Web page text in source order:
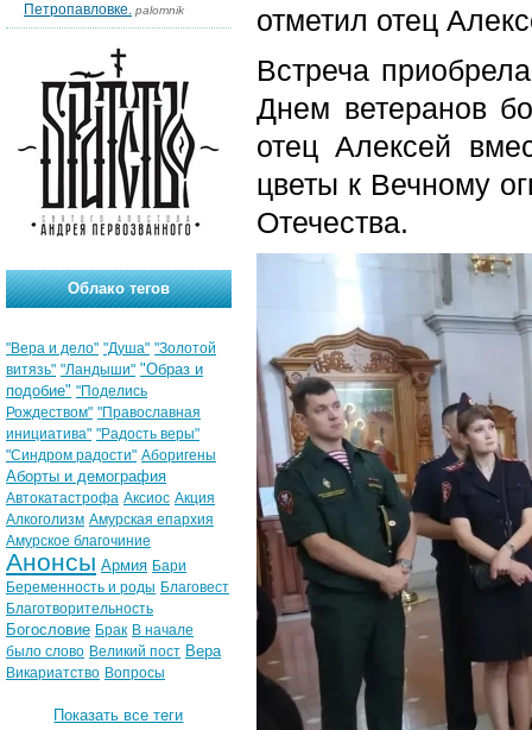
отметил отец
Встреча
Днем ветеранов
отец Алексей
цветы к Вечному
Отечества.
Петропавловке. palomnik
Облако тегов
"Вера и дело" "Душа" "Золотой
витязь" "Ландыши" "Образ и
подобие" "Поделись
Рождеством" "Православная
инициатива" "Радость веры"
"Синдром радости" Аборигены
Аборты и демография
Автокатастрофа Аксиос Акция
Алкоголизм Амурская епархия
Амурское благочиние
Анонсы Армия Бари
Беременность и роды Благовест
Благотворительность
Богословие Брак В начале
было слово Великий пост Вера
Викариатство Вопросы
Показать все теги